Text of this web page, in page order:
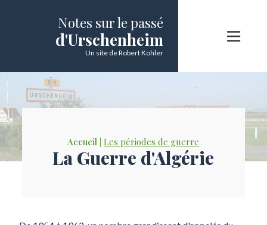
Notes sur le passé
d'Urschenheim
Un site de Robert Kohler
Accueil |Les périodes de guerre
La Guerre d'Algérie